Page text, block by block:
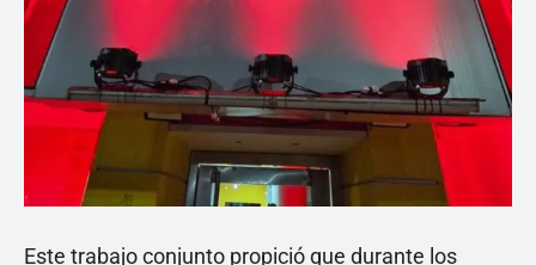
Este trabajo conjunto propició que durante los